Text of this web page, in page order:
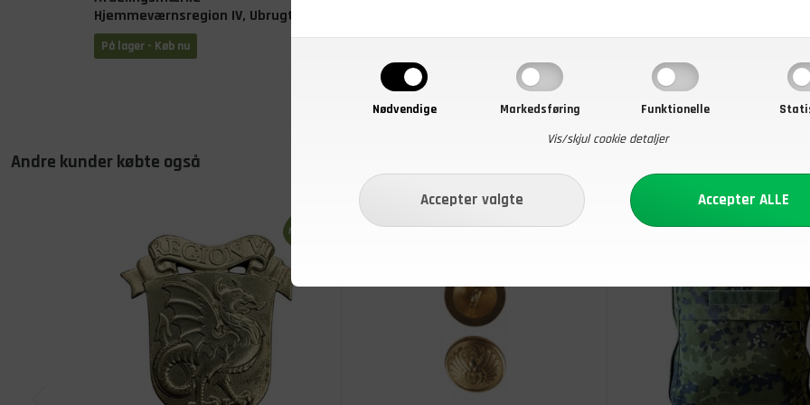
Nødvendige Markedsføring Funktionelle
Vis/skjul cookie detaljer
Hjemmeværnsregion IV, Ubrugt
På lager - Køb nu
Andre kunder købte også